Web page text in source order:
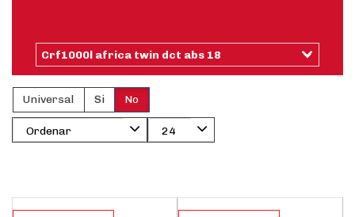
Universal Si No